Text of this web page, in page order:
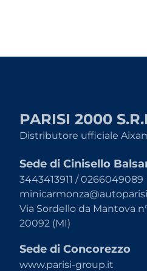
PARISI 2000
Distributore ufficiale
Sede di Cinisello
3443413911 / 0266049089
Via Sordello da Mantova
20092 (MI)
Sede di Concorezzo
www.parisi-group.it